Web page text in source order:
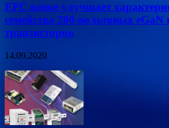
EPC вдвое улучшает
семейства 200-вольтовых eGaN
транзисторов
14.09.2020